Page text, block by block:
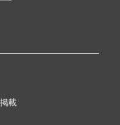
載